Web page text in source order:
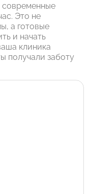
современные
Это не
а готовые
и начать
клиника
получали заботу